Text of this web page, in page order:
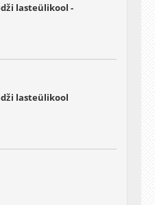
lasteülikool -
lasteülikool